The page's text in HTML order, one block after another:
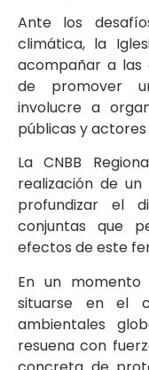
Ante los
climática, la
acompañar a las
de promover
involucre a
públicas y actores
La CNBB
realización de
profundizar el
conjuntas que
efectos de este
En un
situarse en el
ambientales
resuena con